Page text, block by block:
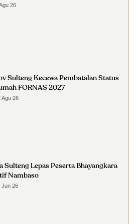
26
Sulteng Kecewa Pembatalan Status
FORNAS 2027
Agu 26
Sulteng Lepas Peserta Bhayangkara
Nambaso
Jun 26